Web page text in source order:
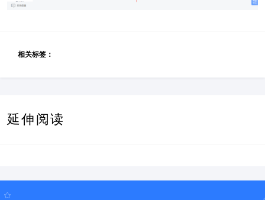
相关标签：
延伸阅读